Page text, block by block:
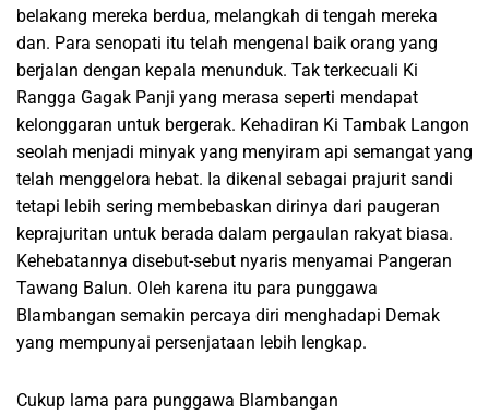
belakang mereka berdua, melangkah di tengah mereka
dan. Para senopati itu telah mengenal baik orang yang
berjalan dengan kepala menunduk. Tak terkecuali Ki
Rangga Gagak Panji yang merasa seperti mendapat
kelonggaran untuk bergerak. Kehadiran Ki Tambak Langon
seolah menjadi minyak yang menyiram api semangat yang
telah menggelora hebat. Ia dikenal sebagai prajurit sandi
tetapi lebih sering membebaskan dirinya dari paugeran
keprajuritan untuk berada dalam pergaulan rakyat biasa.
Kehebatannya disebut-sebut nyaris menyamai Pangeran
Tawang Balun. Oleh karena itu para punggawa
Blambangan semakin percaya diri menghadapi Demak
yang mempunyai persenjataan lebih lengkap.
Cukup lama para punggawa Blambangan